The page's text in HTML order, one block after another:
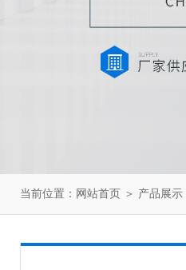
当前位置： 网站首页 ＞ 产品展示